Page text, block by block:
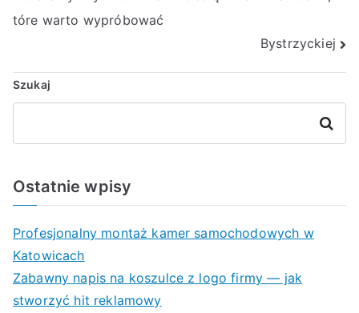
wpisu
tóre warto wypróbować
Bystrzyckiej
Szukaj
Szukaj
Ostatnie wpisy
Profesjonalny montaż kamer samochodowych w
Katowicach
Zabawny napis na koszulce z logo firmy — jak
stworzyć hit reklamowy